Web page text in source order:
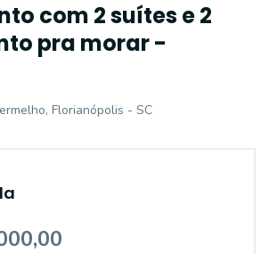
com 2 suítes e 2
pra morar -
Florianópolis - SC